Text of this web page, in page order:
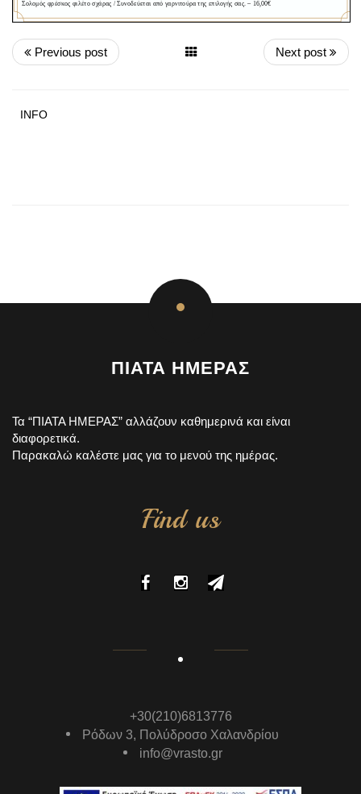
Previous post Next post
INFO
ΠΙΑΤΑ ΗΜΕΡΑΣ
Τα “ΠΙΑΤΑ ΗΜΕΡΑΣ” αλλάζουν καθημερινά και είναι
διαφορετικά.
Παρακαλώ καλέστε μας για το μενού της ημέρας.
Find us
+30(210)6813776
Ρόδων 3, Πολύδροσο Χαλανδρίου
info@vrasto.gr